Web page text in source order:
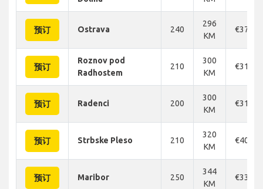
预订 Ostrava 240
296
KM
€376
预订
Roznov pod
Radhostem
210
300
KM
€316
预订 Radenci 200
300
KM
€316
预订 Strbske Pleso 210
320
KM
€406
预订 Maribor 250
344
KM
€330